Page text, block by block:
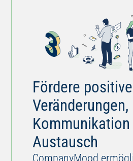
Fördere positive
Veränderungen,
Kommunikation
Austausch
CompanyMood
konstruktiven